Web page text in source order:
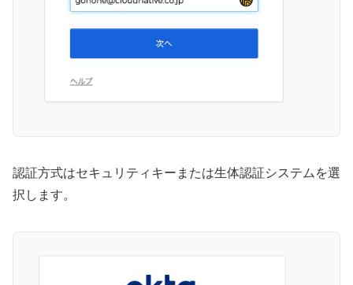
認証方式はセキュリティキーまたは生体認証システムを選
択します。